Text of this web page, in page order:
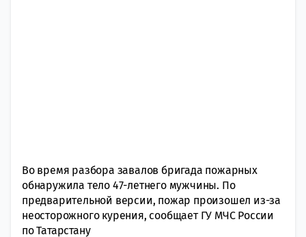
Во время разбора завалов бригада пожарных
обнаружила тело 47-летнего мужчины. По
предварительной версии, пожар произошел из-за
неосторожного курения, сообщает ГУ МЧС России
по Татарстану